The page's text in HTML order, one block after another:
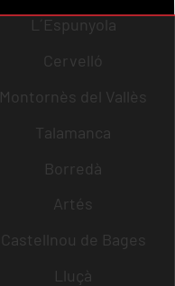
L´Espunyola
Cervelló
Montornès del Vallès
Talamanca
Borredà
Artés
Castellnou de Bages
Lluçà